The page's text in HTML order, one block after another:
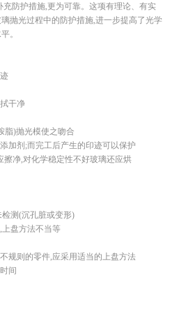
防护措施,更为可靠。这项有理论、有实
抛光过程中的防护措施,进一步提高了光学
。
干净
脂)抛光模使之吻合
加剂;而完工后产生的印迹可以保护
擦净,对化学稳定性不好玻璃还应烘
测(沉孔脏或变形)
盘方法不当等
规则的零件,应采用适当的上盘方法
间